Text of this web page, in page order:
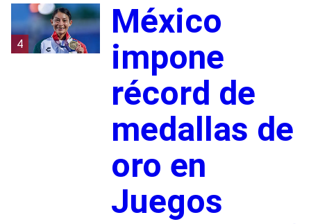
4
México
impone
récord de
medallas de
oro en
Juegos